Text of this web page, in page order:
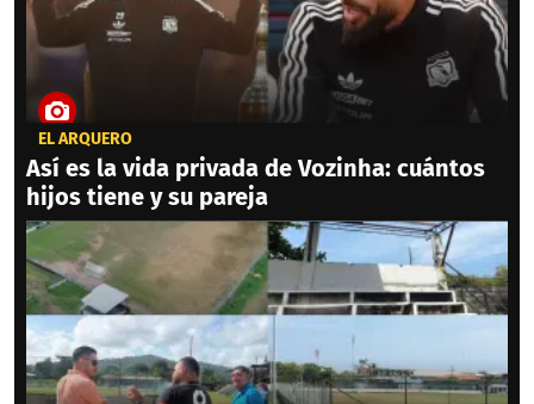
EL ARQUERO
Así es la vida privada de Vozinha: cuántos
hijos tiene y su pareja